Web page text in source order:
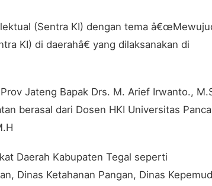
(Sentra KI) dengan tema
KI) di daerahâ€ yang dilaksanakan di
Jateng Bapak Drs. M. Arief Irwanto.,
berasal dari Dosen HKI Universitas
Daerah Kabupaten Tegal seperti
Dinas Ketahanan Pangan, Dinas